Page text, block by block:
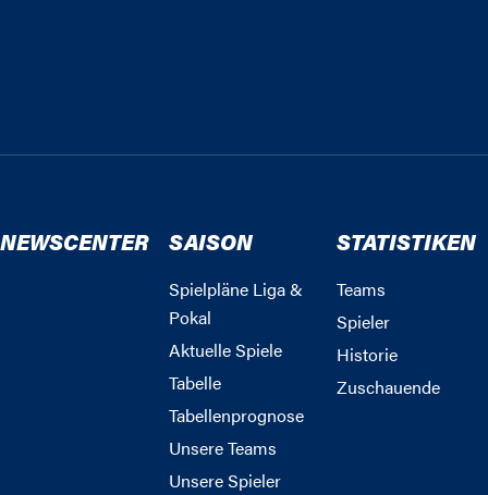
NEWSCENTER SAISON
Spielpläne Liga &
Pokal
Aktuelle Spiele
Tabelle
Tabellenprognose
Unsere Teams
Unsere Spieler
STATISTIKEN
Teams
Spieler
Historie
Zuschauende